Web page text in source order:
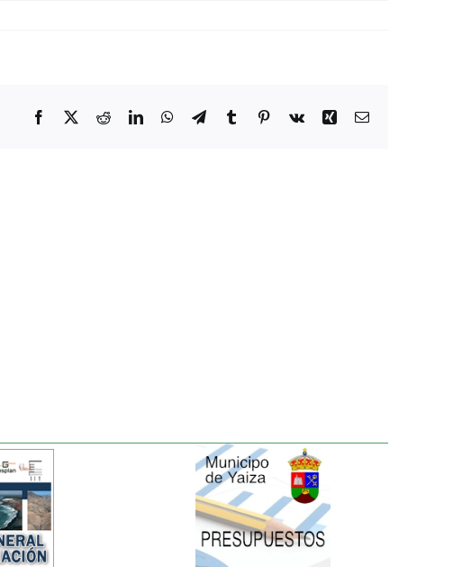
Facebook
X RedditLinkedInWhatsApp
TelegramTumblrPinterest
Vk Xing Correo